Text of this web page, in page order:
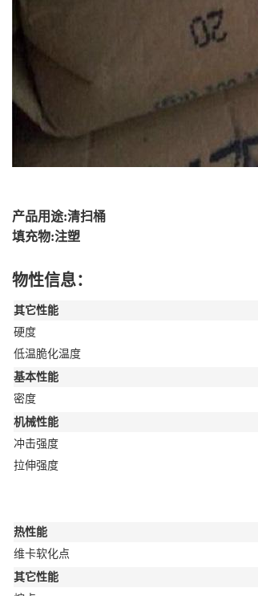
产品用途:清扫桶
填充物:注塑
物性信息：
其它性能
硬度
低温脆化温度
基本性能
密度
机械性能
冲击强度
拉伸强度
热性能
维卡软化点
其它性能